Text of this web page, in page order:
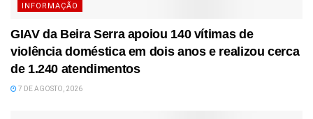
INFORMAÇÃO
GIAV da Beira Serra apoiou 140 vítimas de
violência doméstica em dois anos e realizou cerca
de 1.240 atendimentos
7 DE AGOSTO, 2026